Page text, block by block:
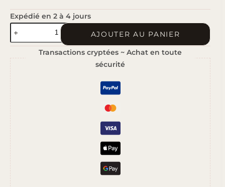
Expédié en 2 à 4 jours
de
de
Bois
AJOUTER AU PANIER
Transactions cryptées ~ Achat en toute
sécurité